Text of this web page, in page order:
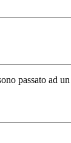
passato ad